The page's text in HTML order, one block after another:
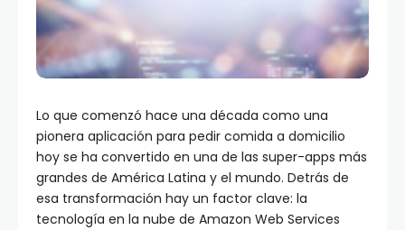
Lo que comenzó hace una década como una
pionera aplicación para pedir comida a domicilio
hoy se ha convertido en una de las super-apps más
grandes de América Latina y el mundo. Detrás de
esa transformación hay un factor clave: la
tecnología en la nube de Amazon Web Services